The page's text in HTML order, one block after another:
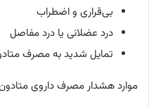
بی‌قراری و اضطراب
درد عضلانی یا درد مفاصل
تمایل شدید به مصرف
موارد هشدار مصرف داروی